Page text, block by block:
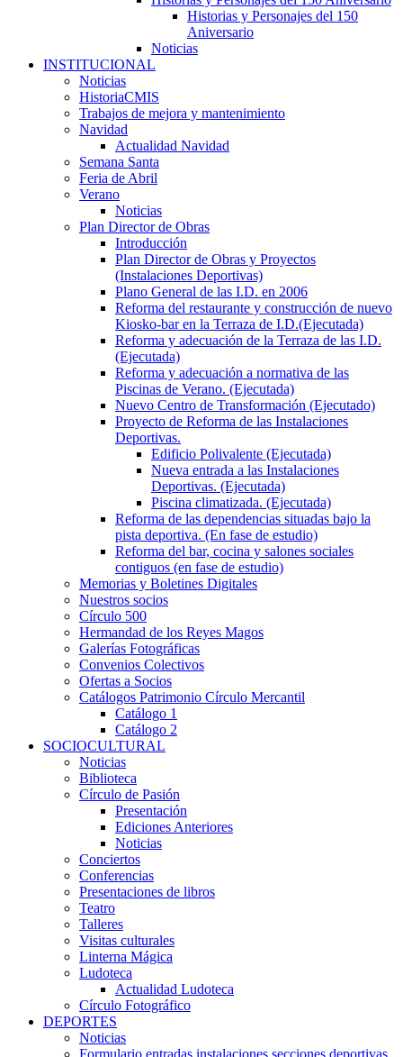
Historias y Personajes del 150
Aniversario
Noticias
INSTITUCIONAL
Noticias
HistoriaCMIS
Trabajos de mejora y mantenimiento
Navidad
Actualidad Navidad
Semana Santa
Feria de Abril
Verano
Noticias
Plan Director de Obras
Introducción
Plan Director de Obras y Proyectos
(Instalaciones Deportivas)
Plano General de las I.D. en 2006
Reforma del restaurante y construcción de nuevo
Kiosko-bar en la Terraza de I.D.(Ejecutada)
Reforma y adecuación de la Terraza de las I.D.
(Ejecutada)
Reforma y adecuación a normativa de las
Piscinas de Verano. (Ejecutada)
Nuevo Centro de Transformación (Ejecutado)
Proyecto de Reforma de las Instalaciones
Deportivas.
Edificio Polivalente (Ejecutada)
Nueva entrada a las Instalaciones
Deportivas. (Ejecutada)
Piscina climatizada. (Ejecutada)
Reforma de las dependencias situadas bajo la
pista deportiva. (En fase de estudio)
Reforma del bar, cocina y salones sociales
contiguos (en fase de estudio)
Memorias y Boletines Digitales
Nuestros socios
Círculo 500
Hermandad de los Reyes Magos
Galerías Fotográficas
Convenios Colectivos
Ofertas a Socios
Catálogos Patrimonio Círculo Mercantil
Catálogo 1
Catálogo 2
SOCIOCULTURAL
Noticias
Biblioteca
Círculo de Pasión
Presentación
Ediciones Anteriores
Noticias
Conciertos
Conferencias
Presentaciones de libros
Teatro
Talleres
Visitas culturales
Linterna Mágica
Ludoteca
Actualidad Ludoteca
Círculo Fotográfico
DEPORTES
Noticias
Formulario entradas instalaciones secciones deportivas